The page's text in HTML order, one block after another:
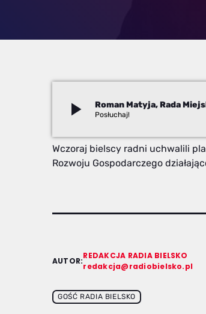
play_arrow Roman Matyja, Rada
Wczoraj bielscy radni uchwalili
Rozwoju Gospodarczego
AUTOR:
REDAKCJA RADIA BIELSKO
redakcja@radiobielsko.pl
GOŚĆ RADIA BIELSKO